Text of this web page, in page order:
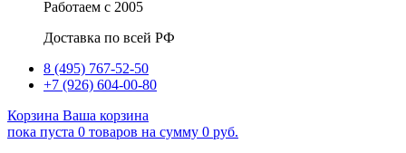
Работаем с 2005
Доставка по всей РФ
8 (495) 767-52-50
+7 (926) 604-00-80
Корзина Ваша корзина
пока пуста 0 товаров на сумму 0 руб.